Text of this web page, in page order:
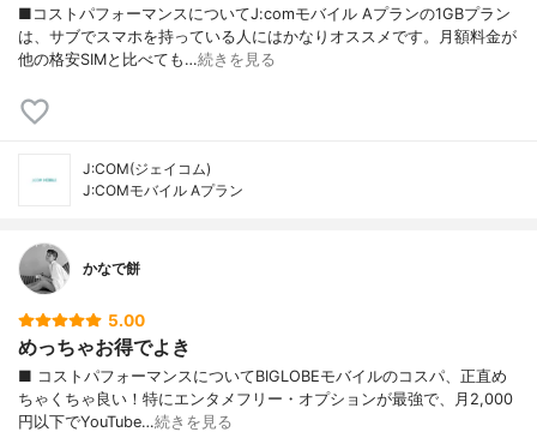
■コストパフォーマンスについてJ:comモバイル Aプランの1GBプラン
は、サブでスマホを持っている人にはかなりオススメです。月額料金が
他の格安SIMと比べても…続きを見る
J:COM(ジェイコム)
J:COMモバイル Aプラン
かなで餅
5.00
めっちゃお得でよき
■ コストパフォーマンスについてBIGLOBEモバイルのコスパ、正直め
ちゃくちゃ良い！特にエンタメフリー・オプションが最強で、月2,000
円以下でYouTube…続きを見る